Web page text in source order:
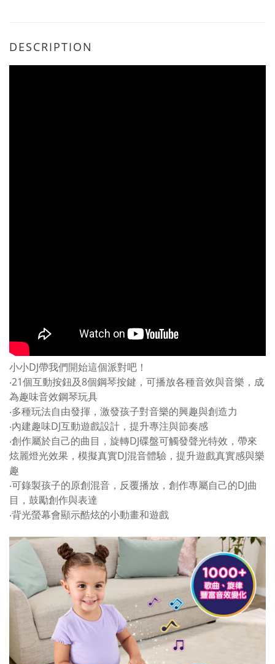
DESCRIPTION
小小DJ帶我們開始這個派對吧！
‧21個互動按鈕及8個鋼琴按鍵，可播放各種音效與音樂，成
為趣味音效鋼琴玩具
‧多種玩法自由發揮，激發孩子對音樂的興趣與創造力
‧內建趣味DJ互動遊戲設計，提升專注與節奏感
‧創作屬於自己的曲目，旋轉DJ碟盤可觸發聲光特效，帶來
炫麗燈光效果，模擬真實DJ混音體驗，提升遊戲真實感與樂
趣
‧可錄製孩子的原創混音，反覆播放，創作專屬自己的DJ曲
目，鼓勵創作與表達
‧背光螢幕會顯示酷炫的小動畫和遊戲